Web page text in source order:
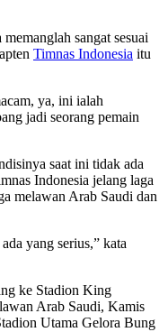
sangat sesuai
Timnas Indonesia itu
ya, ini ialah
jadi seorang pemain
saat ini tidak ada
Indonesia jelang laga
melawan Arab Saudi dan
yang serius,” kata
ke Stadion King
Arab Saudi, Kamis
Utama Gelora Bung